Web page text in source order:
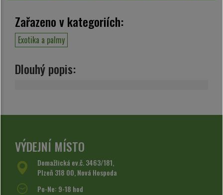
Zařazeno v kategoriích:
Exotika a palmy
Dlouhý popis:
VÝDEJNÍ MÍSTO
Domažlická ev.č. 3463/181,
Plzeň 318 00, Nová Hospoda
Po-Ne: 9-18 hod